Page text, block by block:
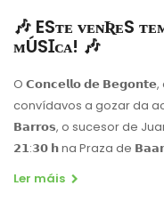
🎶 ESᴛᴇ ᴠᴇɴƦᴇS
ᴍÚSꞮᴄᴀ! 🎶
O 𝗖𝗼𝗻𝗰𝗲𝗹𝗹𝗼 𝗱𝗲
convídavos a gozar da
𝗕𝗮𝗿𝗿𝗼𝘀, o sucesor de
𝟮𝟭:𝟯𝟬 𝗵 na Praza de
Ler máis